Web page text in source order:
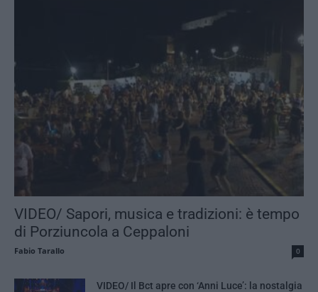
VIDEO/ Sapori, musica e tradizioni: è tempo
di Porziuncola a Ceppaloni
Fabio Tarallo 0
VIDEO/ Il Bct apre con ‘Anni Luce’: la nostalgia